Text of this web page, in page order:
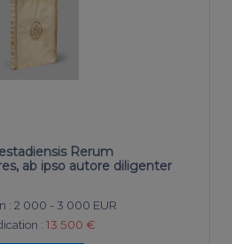
Rerum
ab ipso autore diligenter
: 2 000 - 3 000 EUR
: 13 500 €